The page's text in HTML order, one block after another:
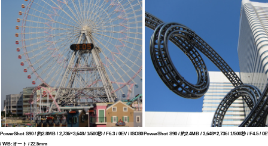
PowerShot S90 / 約2.8MB / 2,736×3,648 / 1/500秒 / F6.3 / 0EV / ISO80
/ WB:オート / 22.5mm
PowerShot S90 / 約2.4MB / 3,648×2,736 / 1/500秒 / F4.5 /